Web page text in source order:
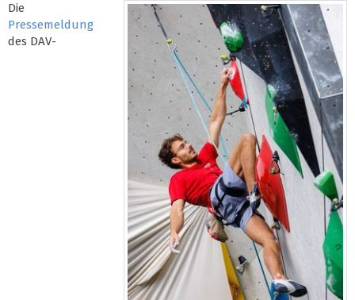
Die
Pressemeldung
des DAV-